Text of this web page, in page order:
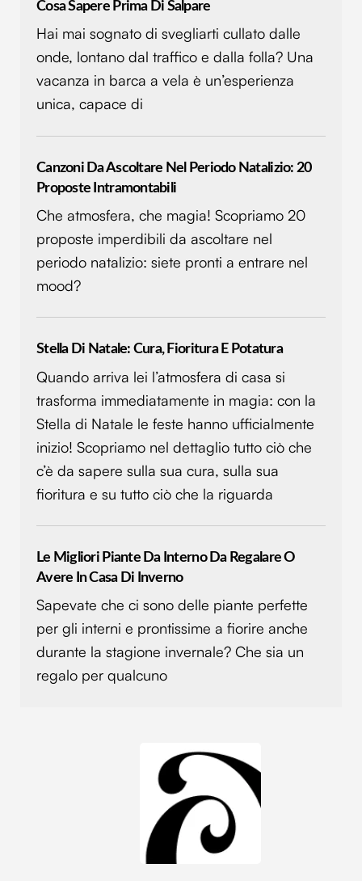
Cosa Sapere Prima Di Salpare
Hai mai sognato di svegliarti cullato dalle
onde, lontano dal traffico e dalla folla? Una
vacanza in barca a vela è un’esperienza
unica, capace di
Canzoni Da Ascoltare Nel Periodo Natalizio: 20
Proposte Intramontabili
Che atmosfera, che magia! Scopriamo 20
proposte imperdibili da ascoltare nel
periodo natalizio: siete pronti a entrare nel
mood?
Stella Di Natale: Cura, Fioritura E Potatura
Quando arriva lei l’atmosfera di casa si
trasforma immediatamente in magia: con la
Stella di Natale le feste hanno ufficialmente
inizio! Scopriamo nel dettaglio tutto ciò che
c’è da sapere sulla sua cura, sulla sua
fioritura e su tutto ciò che la riguarda
Le Migliori Piante Da Interno Da Regalare O
Avere In Casa Di Inverno
Sapevate che ci sono delle piante perfette
per gli interni e prontissime a fiorire anche
durante la stagione invernale? Che sia un
regalo per qualcuno